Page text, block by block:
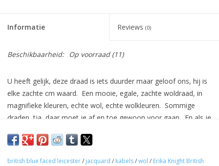
Informatie Reviews (0)
Beschikbaarheid: Op voorraad(11)
U heeft gelijk, deze draad is iets duurder maar geloof ons, hij is
elke zachte cm waard. Een mooie, egale, zachte woldraad, in
magnifieke kleuren, echte wol, echte wolkleuren. Sommige
draden, tja, daar moet je af en toe gewoon voor gaan. En als je
een prachtstuk te kunnen dragen. Niet voor elke dag maar af en
british blue faced leicester/ jacquard / kabels/wol / Erika Knight British